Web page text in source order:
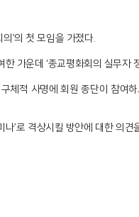
’의 첫 모임을 가졌다.
가운데 ‘종교평화회의 실무자
체적 사명에 회원 종단이 참
’로 격상시킬 방안에 대한 의